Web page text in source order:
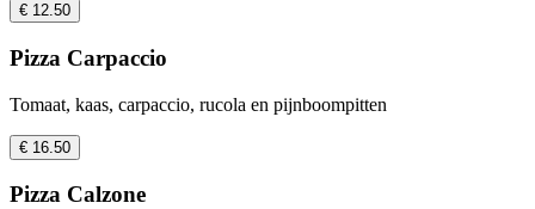
€ 12.50
Pizza Carpaccio
Tomaat, kaas, carpaccio, rucola en pijnboompitten
€ 16.50
Pizza Calzone